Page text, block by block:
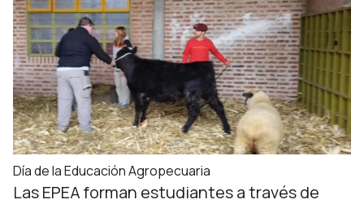
Día de la Educación Agropecuaria
Las EPEA forman estudiantes a través de